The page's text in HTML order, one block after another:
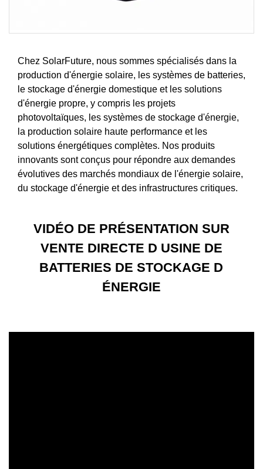
Chez SolarFuture, nous sommes spécialisés dans la
production d'énergie solaire, les systèmes de batteries,
le stockage d'énergie domestique et les solutions
d'énergie propre, y compris les projets
photovoltaïques, les systèmes de stockage d'énergie,
la production solaire haute performance et les
solutions énergétiques complètes. Nos produits
innovants sont conçus pour répondre aux demandes
évolutives des marchés mondiaux de l'énergie solaire,
du stockage d'énergie et des infrastructures critiques.
VIDÉO DE PRÉSENTATION SUR
VENTE DIRECTE D USINE DE
BATTERIES DE STOCKAGE D
ÉNERGIE